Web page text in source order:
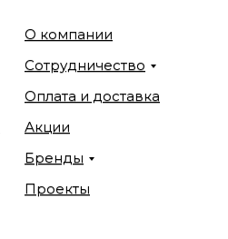
О компании
Сотрудничество
Оплата и доставка
Акции
Бренды
Проекты